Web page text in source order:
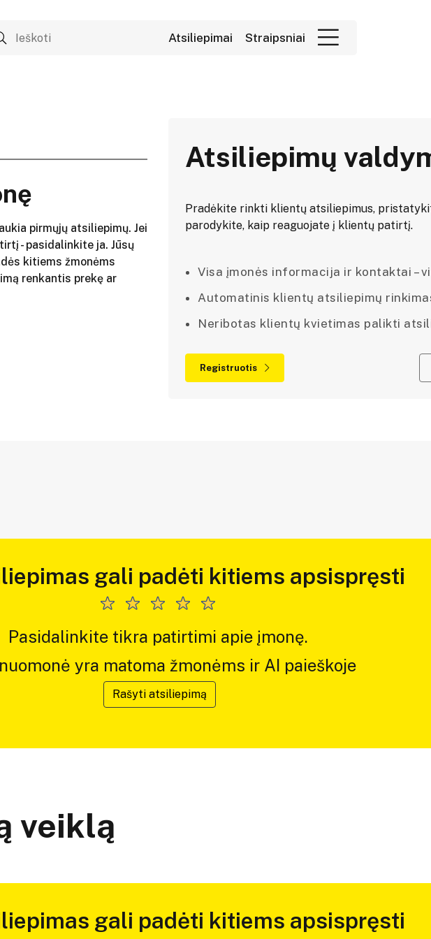
Atsiliepimai Straipsniai
pirmųjų atsiliepimų. Jei
- pasidalinkite ja. Jūsų
kitiems žmonėms
renkantis prekę ar
Atsiliepimų
Pradėkite rinkti klientų atsiliepimus,
parodykite, kaip reaguojate į klientų patirtį.
Visa įmonės informacija ir kontaktai –
Automatinis klientų atsiliepimų
Neribotas klientų kvietimas palikti
Registruotis
gali padėti kitiems apsispręsti
Pasidalinkite tikra patirtimi apie įmonę.
yra matoma žmonėms ir AI paieškoje
Rašyti atsiliepimą
veiklą
gali padėti kitiems apsispręsti